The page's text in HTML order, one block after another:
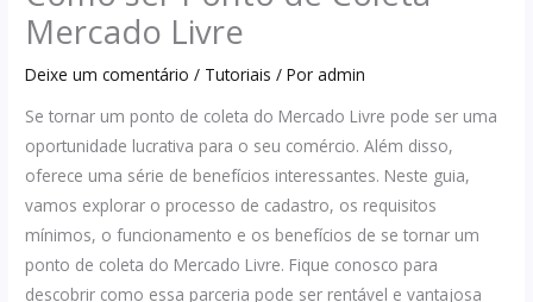
Mercado Livre
Deixe um comentário / Tutoriais / Poradmin
Se tornar um ponto de coleta do Mercado Livre pode ser uma
oportunidade lucrativa para o seu comércio. Além disso,
oferece uma série de benefícios interessantes. Neste guia,
vamos explorar o processo de cadastro, os requisitos
mínimos, o funcionamento e os benefícios de se tornar um
ponto de coleta do Mercado Livre. Fique conosco para
descobrir como essa parceria pode ser rentável e vantajosa